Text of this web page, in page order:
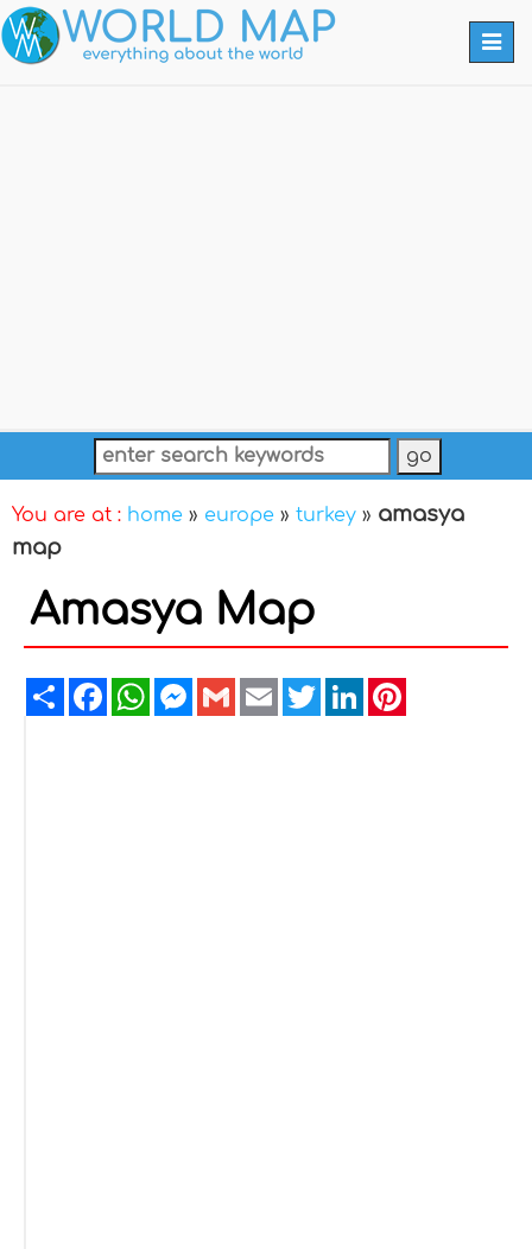
You are at : home » europe » turkey » amasya
map
Amasya Map
ShareFacebookWhatsAppMessenger
GmailEmailTwitterLinkedIn